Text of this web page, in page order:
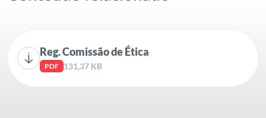
Reg. Comissão de Ética
PDF 131,37 KB